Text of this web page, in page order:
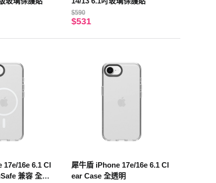
$590
$531
17e/16e 6.1 Cl
兼容 全透
犀牛盾 iPhone 17e/16e 6.1 Cl
ear Case 全透明